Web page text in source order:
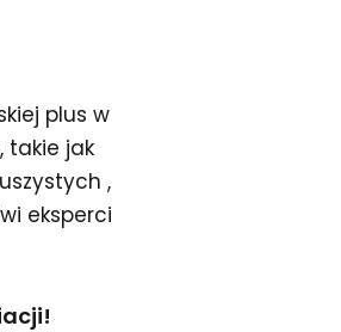
plus w
takie jak
,
eksperci